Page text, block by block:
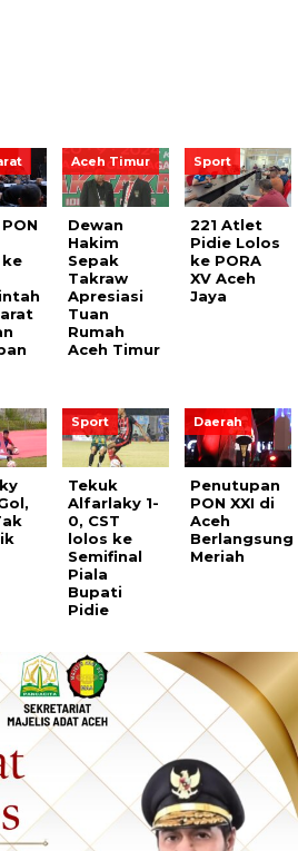
ke
Aceh Timur
Dewan
Hakim
Sepak
Takraw
Apresiasi
Tuan
Rumah
Aceh Timur
Sport
221 Atlet
Pidie Lolos
ke PORA
XV Aceh
Jaya
Sport
Tekuk
Alfarlaky 1-
0, CST
lolos ke
Semifinal
Piala
Bupati
Pidie
Daerah
Penutupan
PON XXI di
Aceh
Berlangsung
Meriah